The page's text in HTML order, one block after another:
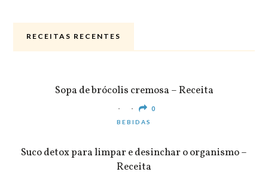
RECEITAS RECENTES
Sopa de brócolis cremosa – Receita
0
BEBIDAS
Suco detox para limpar e desinchar o organismo –
Receita